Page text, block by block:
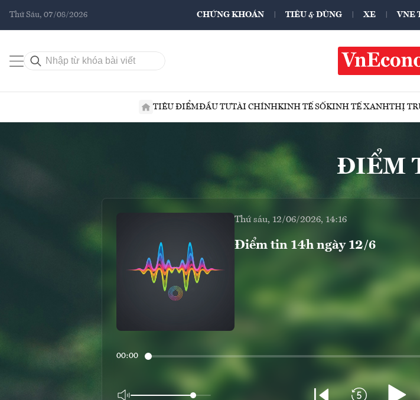
Thứ Sáu, 07/08/2026 CHỨNG KHOÁN TIÊU & DÙNG XE VNE
TIÊU ĐIỂMĐẦU TƯTÀI CHÍNHKINH TẾ SỐKINH TẾ XANHTHỊ
ĐIỂM
Thứ sáu, 12/06/2026, 14:16
Điểm tin 14h ngày 12/6
00:00